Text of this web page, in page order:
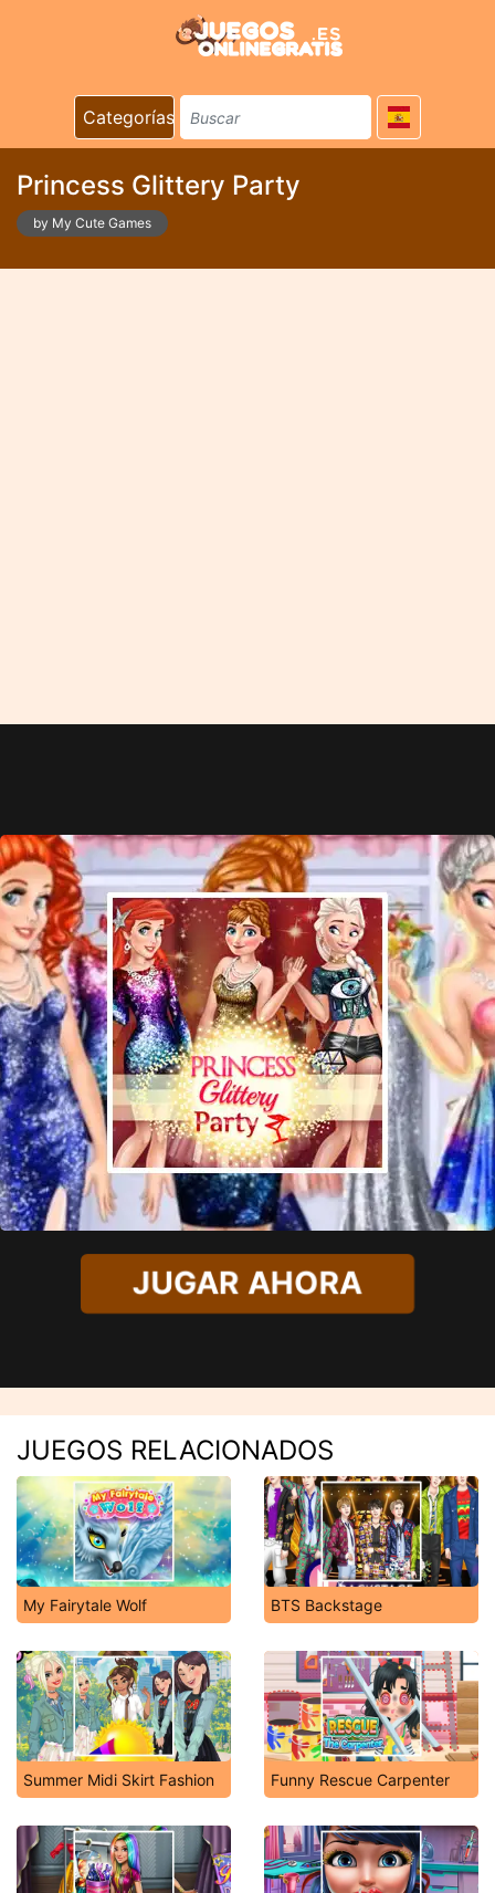
Categorías
Princess Glittery Party
by My Cute Games
JUGAR AHORA
JUEGOS RELACIONADOS
My Fairytale Wolf BTS Backstage
Summer Midi Skirt Fashion Funny Rescue Carpenter